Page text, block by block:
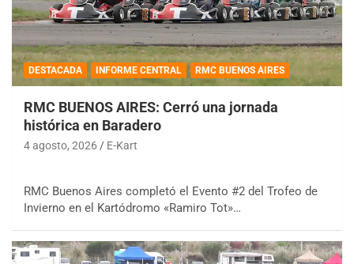
DESTACADA INFORME CENTRAL RMC BUENOS AIRES
RMC BUENOS AIRES: Cerró una jornada
histórica en Baradero
4 agosto, 2026 E-Kart
RMC Buenos Aires completó el Evento #2 del Trofeo de
Invierno en el Kartódromo «Ramiro Tot»…